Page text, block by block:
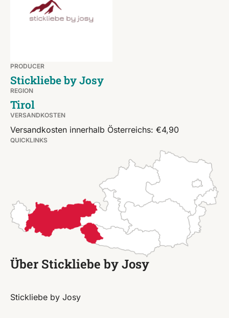
PRODUCER
Stickliebe by Josy
REGION
Tirol
VERSANDKOSTEN
Versandkosten innerhalb Österreichs: €4,90
QUICKLINKS
Über Stickliebe by Josy
Stickliebe by Josy